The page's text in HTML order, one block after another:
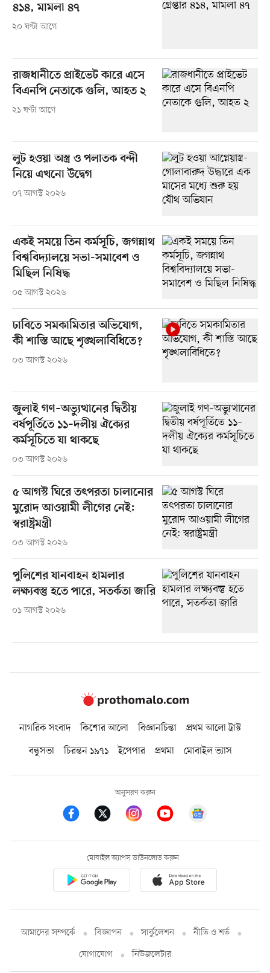
৪১৪, মামলা ৪৭
২০ ঘণ্টা আগে
রাজধানীতে প্রাইভেট কারে এসে
বিএনপি নেতাকে গুলি, আহত ২
২১ ঘণ্টা আগে
লুট হওয়া অস্ত্র ও পলাতক বন্দী
নিয়ে এখনো উদ্বেগ
০৭ আগস্ট ২০২৬
একই সময়ে তিন কর্মসূচি, জগন্নাথ
বিশ্ববিদ্যালয়ে সভা-সমাবেশ ও
মিছিল নিষিদ্ধ
০৫ আগস্ট ২০২৬
ঢাবিতে সমকামিতার অভিযোগ,
কী শাস্তি আছে শৃঙ্খলাবিধিতে?
০৩ আগস্ট ২০২৬
জুলাই গণ–অভ্যুত্থানের দ্বিতীয়
বর্ষপূর্তিতে ১১–দলীয় ঐক্যের
কর্মসূচিতে যা থাকছে
০৩ আগস্ট ২০২৬
৫ আগস্ট ঘিরে তৎপরতা চালানোর
মুরোদ আওয়ামী লীগের নেই:
স্বরাষ্ট্রমন্ত্রী
০৩ আগস্ট ২০২৬
পুলিশের যানবাহন হামলার
লক্ষ্যবস্তু হতে পারে, সতর্কতা জারি
০১ আগস্ট ২০২৬
নাগরিক সংবাদ কিশোর আলো বিজ্ঞানচিন্তা
প্রথম আলো ট্রাস্ট
বন্ধুসভা
চিরন্তন ১৯৭১ ইপেপার প্রথমা মোবাইল ভ্যাস
অনুসরণ করুন
মোবাইল অ্যাপস ডাউনলোড করুন
আমাদের সম্পর্কে বিজ্ঞাপন সার্কুলেশন
নীতি ও শর্ত
যোগাযোগ
নিউজলেটার